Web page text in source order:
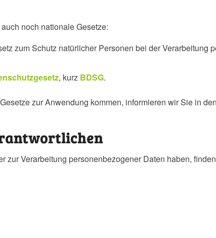
noch nationale Gesetze:
zum Schutz natürlicher Personen bei der Verarbeitung
, kurz BDSG.
zur Anwendung kommen, informieren wir Sie in
zur Verarbeitung personenbezogener Daten haben,